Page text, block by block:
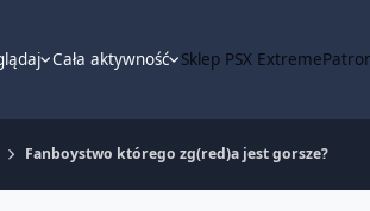
Cała aktywność Sklep PSX Extreme
Fanboystwo którego zg(red)a jest gorsze?